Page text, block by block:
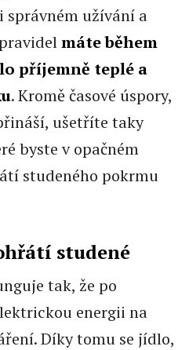
správném užívání a
máte během
příjemně teplé a
. Kromě časové úspory,
ušetříte taky
byste v opačném
studeného pokrmu
studené
tak, že po
energii na
Díky tomu se jídlo,